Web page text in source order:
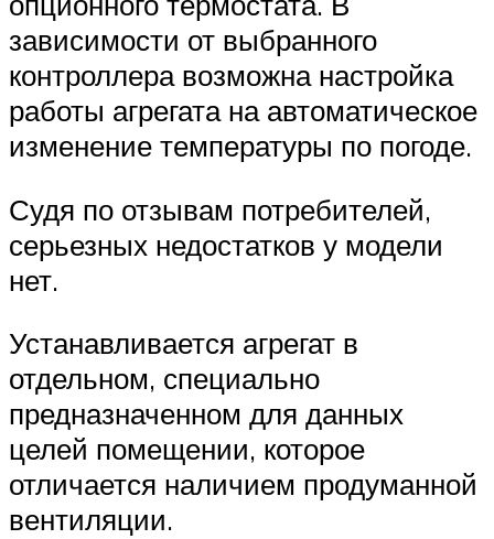
зависимости от выбранного
контроллера возможна настройка
работы агрегата на автоматическое
изменение температуры по погоде.
Судя по отзывам потребителей,
серьезных недостатков у модели
нет.
Устанавливается агрегат в
отдельном, специально
предназначенном для данных
целей помещении, которое
отличается наличием продуманной
вентиляции.